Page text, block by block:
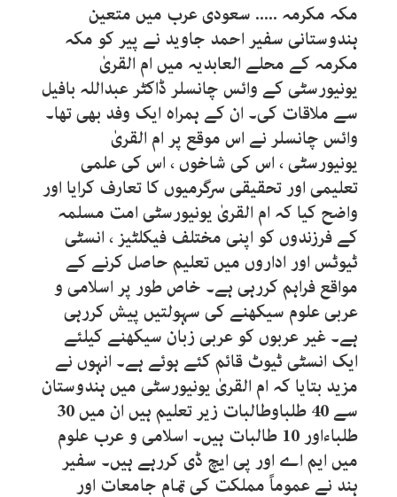
مکہ مکرمہ ..... سعودی عرب میں متعین
ہندوستانی سفیر احمد جاوید نے پیر کو مکہ
مکرمہ کے محلے العابدیہ میں ام القریٰ
یونیورسٹی کے وائس چانسلر ڈاکٹر عبداللہ بافیل
سے ملاقات کی۔ ان کے ہمراہ ایک وفد بھی تھا۔
وائس چانسلر نے اس موقع پر ام القریٰ
یونیورسٹی ، اس کی شاخوں ، اس کی علمی
تعلیمی اور تحقیقی سرگرمیوں کا تعارف کرایا اور
واضح کیا کہ ام القریٰ یونیورسٹی امت مسلمہ
کے فرزندوں کو اپنی مختلف فیکلٹیز ، انسٹی
ٹیوٹس اور اداروں میں تعلیم حاصل کرنے کے
مواقع فراہم کررہی ہے۔ خاص طور پر اسلامی و
عربی علوم سیکھنے کی سہولتیں پیش کررہی
ہے۔ غیر عربوں کو عربی زبان سیکھنے کیلئے
ایک انسٹی ٹیوٹ قائم کئے ہوئے ہے۔ انہوں نے
مزید بتایا کہ ام القریٰ یونیورسٹی میں ہندوستان
سے 40 طلباوطالبات زیر تعلیم ہیں ان میں 30
طلباءاور 10 طالبات ہیں۔ اسلامی و عرب علوم
میں ایم اے اور پی ایچ ڈی کررہے ہیں۔ سفیر
ہند نے عموماً مملکت کی تمام جامعات اور